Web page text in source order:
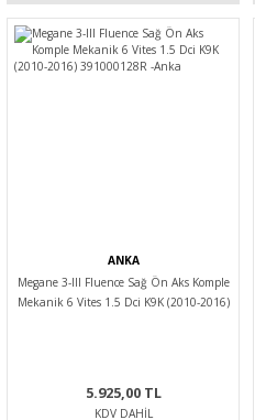
ANKA
Megane 3-III Fluence Sağ Ön Aks Komple
Mekanik 6 Vites 1.5 Dci K9K (2010-2016)
5.925,00 TL
KDV DAHIL